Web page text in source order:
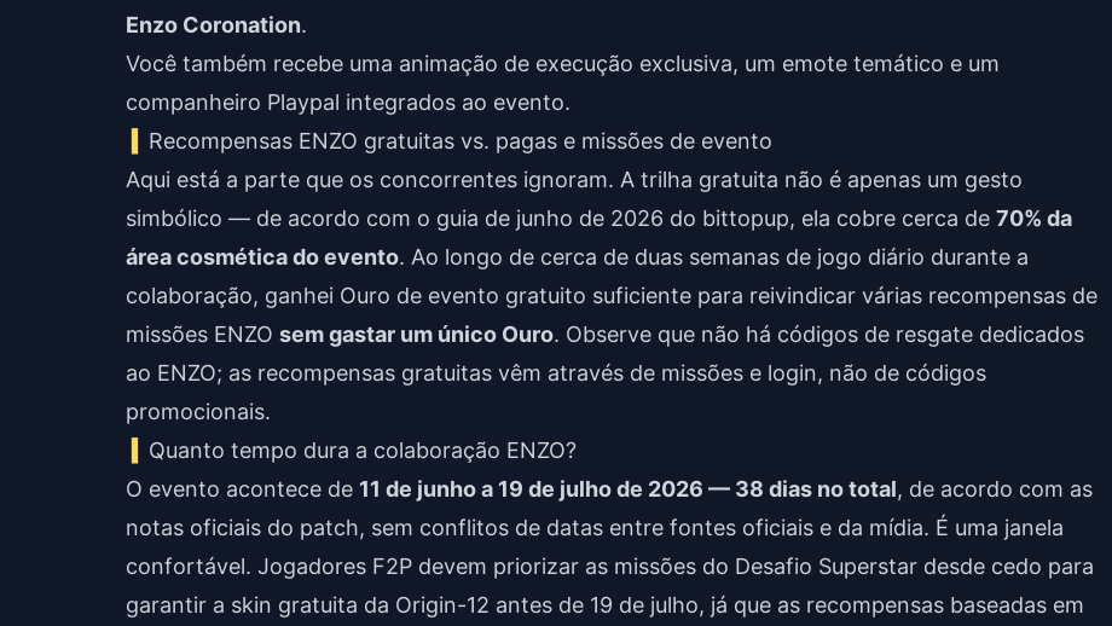
Enzo Coronation.
Você também recebe uma animação de execução exclusiva, um emote temático e um
companheiro Playpal integrados ao evento.
Recompensas ENZO gratuitas vs. pagas e missões de evento
Aqui está a parte que os concorrentes ignoram. A trilha gratuita não é apenas um gesto
simbólico — de acordo com o guia de junho de 2026 do bittopup, ela cobre cerca de 70% da
área cosmética do evento. Ao longo de cerca de duas semanas de jogo diário durante a
colaboração, ganhei Ouro de evento gratuito suficiente para reivindicar várias recompensas de
missões ENZO sem gastar um único Ouro. Observe que não há códigos de resgate dedicados
ao ENZO; as recompensas gratuitas vêm através de missões e login, não de códigos
promocionais.
Quanto tempo dura a colaboração ENZO?
O evento acontece de 11 de junho a 19 de julho de 2026 — 38 dias no total, de acordo com as
notas oficiais do patch, sem conflitos de datas entre fontes oficiais e da mídia. É uma janela
confortável. Jogadores F2P devem priorizar as missões do Desafio Superstar desde cedo para
garantir a skin gratuita da Origin-12 antes de 19 de julho, já que as recompensas baseadas em